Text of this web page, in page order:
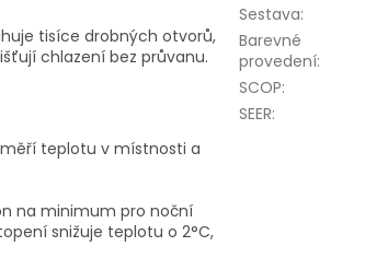
tisíce drobných otvorů,
chlazení bez průvanu.
teplotu v místnosti a
na minimum pro noční
snižuje teplotu o 2°C,
Sestava:
Barevné
provedení:
SCOP:
SEER: